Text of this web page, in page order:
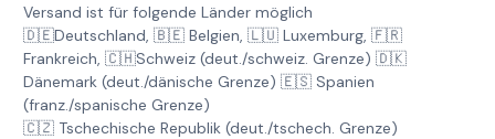
Versand ist für folgende Länder möglich
🇩🇪Deutschland, 🇧🇪 Belgien, 🇱🇺 Luxemburg, 🇫🇷
Frankreich, 🇨🇭Schweiz (deut./schweiz. Grenze) 🇩🇰
Dänemark (deut./dänische Grenze) 🇪🇸 Spanien
(franz./spanische Grenze)
🇨🇿 Tschechische Republik (deut./tschech. Grenze)